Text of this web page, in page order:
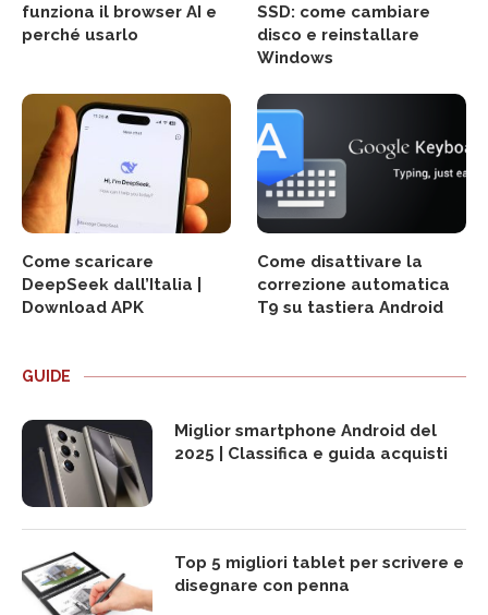
funziona il browser AI e
perché usarlo
SSD: come cambiare
disco e reinstallare
Windows
Come scaricare
DeepSeek dall’Italia |
Download APK
Come disattivare la
correzione automatica
T9 su tastiera Android
GUIDE
Miglior smartphone Android del
2025 | Classifica e guida acquisti
Top 5 migliori tablet per scrivere e
disegnare con penna